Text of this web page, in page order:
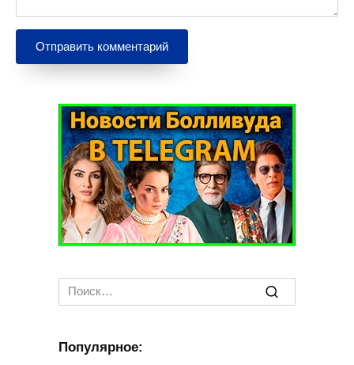
Search
for:
Популярное: